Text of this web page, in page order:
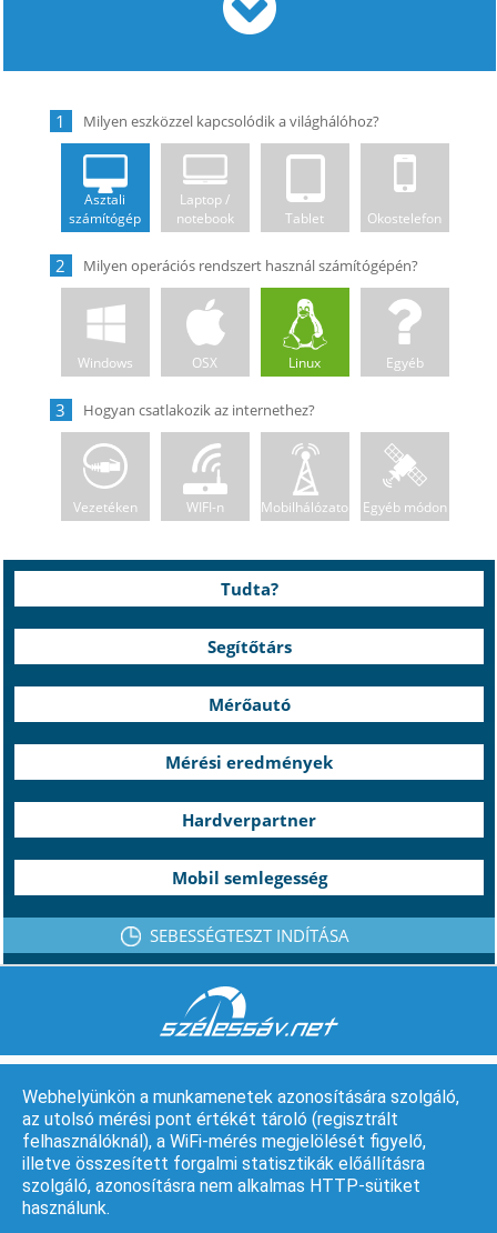
1
Asztali
számítógép
Laptop /
notebook
Tablet Okostelefon
2
Windows OSX Linux Egyéb
3
Vezetéken WIFI-n Mobilhálózaton Egyéb módon
Tudta?
Segítőtárs
Mérőautó
Mérési eredmények
Hardverpartner
Mobil semlegesség
SEBESSÉGTESZT INDÍTÁSA
A weboldalt a Nemzeti Média- és Hírközlési Hatóság üzemelteti.
© Minden jog fenntartva.
Webhelyünkön a munkamenetek azonosítására szolgáló,
az utolsó mérési pont értékét tároló (regisztrált
felhasználóknál), a WiFi-mérés megjelölését figyelő,
illetve összesített forgalmi statisztikák előállításra
szolgáló, azonosításra nem alkalmas HTTP-sütiket
használunk.